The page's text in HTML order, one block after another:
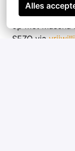
Alles
Heb je vragen
SEZO via